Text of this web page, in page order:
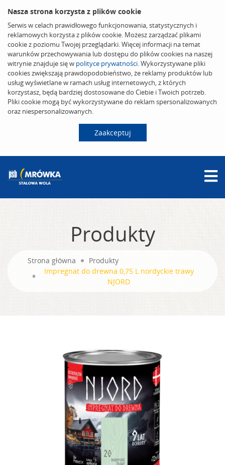
Nasza strona korzysta z plików cookie
Serwis w celach prawidłowego funkcjonowania, statystycznych i
reklamowych korzysta z plików cookie. Możesz zarządzać plikami
cookie z poziomu Twojej przeglądarki. Więcej informacji na temat
warunków przechowywania lub dostępu do plików cookies na naszej
witrynie znajduje się w polityce prywatności. Wykorzystywane pliki
cookies zwiększają prawdopodobieństwo, że reklamy produktów lub
usług wyświetlane w ramach usług internetowych, z których
korzystasz, będą bardziej dostosowane do Ciebie i Twoich potrzeb.
Pliki cookie mogą być wykorzystywane do reklam spersonalizowanych
oraz niespersonalizowanych.
Zaakceptuj
Produkty
Strona główna
Produkty
Impregnat do drewna 0,75 L nordyckie trawy
NJORD